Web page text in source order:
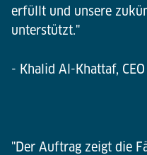
erfüllt und unsere
unterstützt."
- Khalid Al-Khattaf, CEO
"Der Auftrag zeigt die